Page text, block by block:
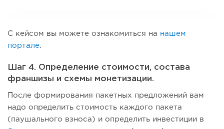
С кейсом вы можете ознакомиться на нашем
портале.
Шаг 4. Определение стоимости, состава
франшизы и схемы монетизации.
После формирования пакетных предложений вам
надо определить стоимость каждого пакета
(паушального взноса) и определить инвестиции в